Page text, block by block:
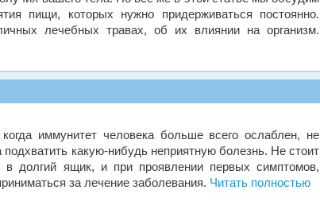
пищи, которых нужно придерживаться постоянно.
лечебных травах, об их влиянии на организм.
иммунитет человека больше всего ослаблен, не
подхватить какую-нибудь неприятную болезнь. Не стоит
в долгий ящик, и при проявлении первых симптомов,
за лечение заболевания. Читать полностью